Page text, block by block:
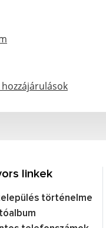
linkek
történelme